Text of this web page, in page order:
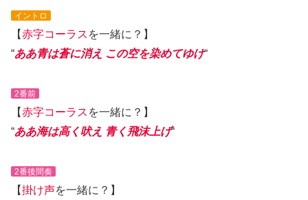
イントロ
【赤字コーラス を一緒に？】
“ああ青は蒼に消え この空を染めてゆけ“
2番前
【赤字コーラス を一緒に？】
“ああ海は高く吠え 青く飛沫上げ“
2番後間奏
【掛け声を一緒に？】